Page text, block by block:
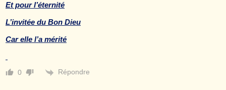
Et pour l’éternité
L’invitée du Bon Dieu
Car elle l’a mérité
0 Répondre